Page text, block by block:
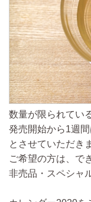
数量が限られてい
発売開始から1週
とさせていただき
ご希望の方は、で
非売品・スペシャ